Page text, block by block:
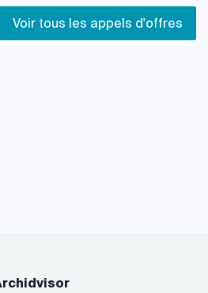
Voir tous les appels d'offres